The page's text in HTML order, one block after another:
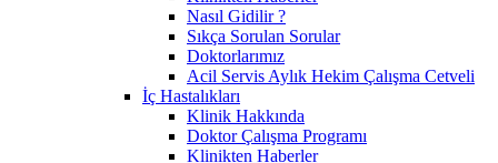
Nasıl Gidilir ?
Sıkça Sorulan Sorular
Doktorlarımız
Acil Servis Aylık Hekim Çalışma Cetveli
İç Hastalıkları
Klinik Hakkında
Doktor Çalışma Programı
Klinikten Haberler